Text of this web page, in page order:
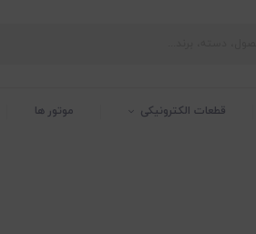
قطعات الکترونیکی موتور ها